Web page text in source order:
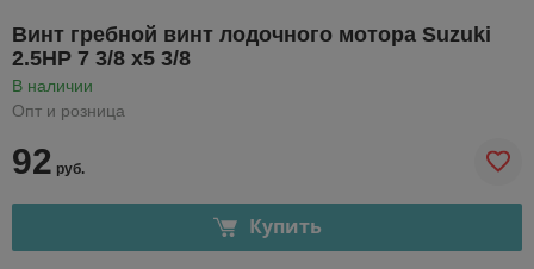
Винт гребной винт лодочного мотора Suzuki
2.5HP 7 3/8 x5 3/8
В наличии
Опт и розница
92 руб.
Купить